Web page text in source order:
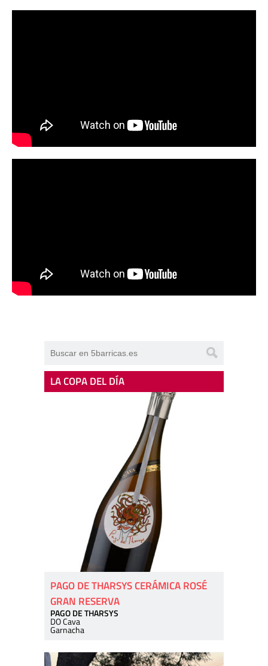
LA COPA DEL DÍA
PAGO DE THARSYS CERÁMICA ROSÉ
GRAN RESERVA
PAGO DE THARSYS
DO Cava
Garnacha